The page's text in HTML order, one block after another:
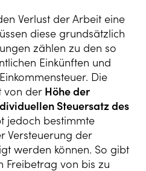
Verlust der Arbeit eine
diese grundsätzlich
zählen zu den so
Einkünften und
Die
von der Höhe der
Steuersatz des
jedoch bestimmte
Versteuerung der
werden können. So gibt
Freibetrag von bis zu